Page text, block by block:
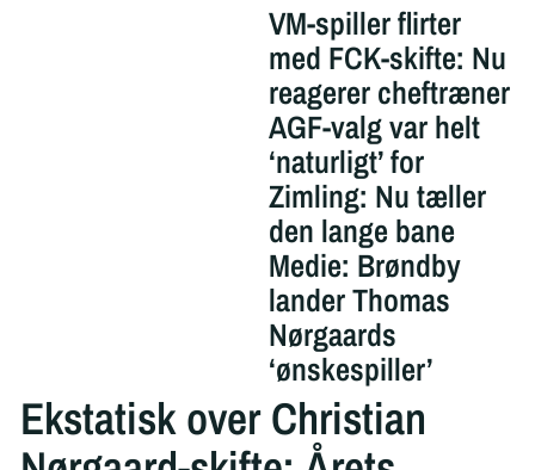
VM-spiller flirter
med FCK-skifte: Nu
reagerer cheftræner
AGF-valg var helt
‘naturligt’ for
Zimling: Nu tæller
den lange bane
Medie: Brøndby
lander Thomas
Nørgaards
‘ønskespiller’
Ekstatisk over Christian